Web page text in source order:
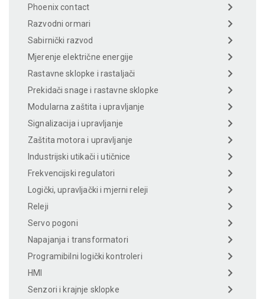
Phoenix contact
Razvodni ormari
Sabirnički razvod
Mjerenje električne energije
Rastavne sklopke i rastaljači
Prekidači snage i rastavne sklopke
Modularna zaštita i upravljanje
Signalizacija i upravljanje
Zaštita motora i upravljanje
Industrijski utikači i utičnice
Frekvencijski regulatori
Logički, upravljački i mjerni releji
Releji
Servo pogoni
Napajanja i transformatori
Programibilni logički kontroleri
HMI
Senzori i krajnje sklopke